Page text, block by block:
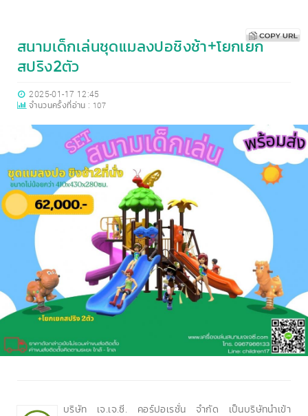
สนามเด็กเล่นชุดแมลงปอชิงช้า+โยกเยก
สปริง2ตัว
2025-01-17 12:45
จำนวนครั้งที่อ่าน : 107
บริษัท เจ.เจ.ซี. คอร์ปอเรชั่น จำกัด เป็นบริษัทนำเข้า